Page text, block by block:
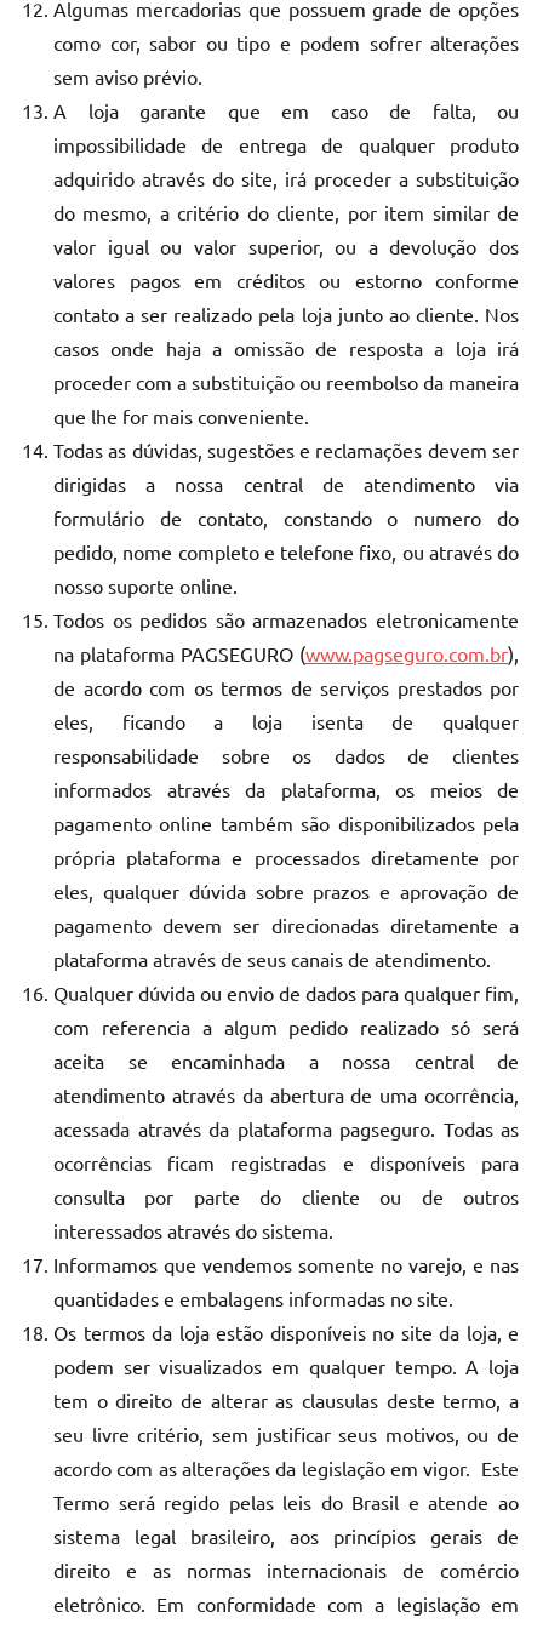
Algumas mercadorias que possuem grade de opções
como cor, sabor ou tipo e podem sofrer alterações
sem aviso prévio.
A loja garante que em caso de falta, ou
impossibilidade de entrega de qualquer produto
adquirido através do site, irá proceder a substituição
do mesmo, a critério do cliente, por item similar de
valor igual ou valor superior, ou a devolução dos
valores pagos em créditos ou estorno conforme
contato a ser realizado pela loja junto ao cliente. Nos
casos onde haja a omissão de resposta a loja irá
proceder com a substituição ou reembolso da maneira
que lhe for mais conveniente.
Todas as dúvidas, sugestões e reclamações devem ser
dirigidas a nossa central de atendimento via
formulário de contato, constando o numero do
pedido, nome completo e telefone fixo, ou através do
nosso suporte online.
Todos os pedidos são armazenados eletronicamente
na plataforma PAGSEGURO (www.pagseguro.com.br),
de acordo com os termos de serviços prestados por
eles, ficando a loja isenta de qualquer
responsabilidade sobre os dados de clientes
informados através da plataforma, os meios de
pagamento online também são disponibilizados pela
própria plataforma e processados diretamente por
eles, qualquer dúvida sobre prazos e aprovação de
pagamento devem ser direcionadas diretamente a
plataforma através de seus canais de atendimento.
Qualquer dúvida ou envio de dados para qualquer fim,
com referencia a algum pedido realizado só será
aceita se encaminhada a nossa central de
atendimento através da abertura de uma ocorrência,
acessada através da plataforma pagseguro. Todas as
ocorrências ficam registradas e disponíveis para
consulta por parte do cliente ou de outros
interessados através do sistema.
Informamos que vendemos somente no varejo, e nas
quantidades e embalagens informadas no site.
Os termos da loja estão disponíveis no site da loja, e
podem ser visualizados em qualquer tempo. A loja
tem o direito de alterar as clausulas deste termo, a
seu livre critério, sem justificar seus motivos, ou de
acordo com as alterações da legislação em vigor. Este
Termo será regido pelas leis do Brasil e atende ao
sistema legal brasileiro, aos princípios gerais de
direito e as normas internacionais de comércio
eletrônico. Em conformidade com a legislação em